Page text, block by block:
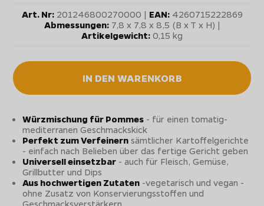
Art. Nr:201246800270000 | EAN:4260715222869
Abmessungen:7,8 x 7,8 x 8,5 (B x T x H) |
Artikelgewicht: 0,15 kg
IN DEN WARENKORB
Würzmischung für Pommes - für einen tomatig-
mediterranen Geschmackskick
Perfekt zum Verfeinern sämtlicher Kartoffelgerichte
- einfach nach Belieben über das fertige Gericht geben
Universell einsetzbar - auch für Fleisch, Gemüse,
Grillbutter und Dips
Aus hochwertigen Zutaten -vegetarisch und vegan -
ohne Zusatz von Konservierungsstoffen und